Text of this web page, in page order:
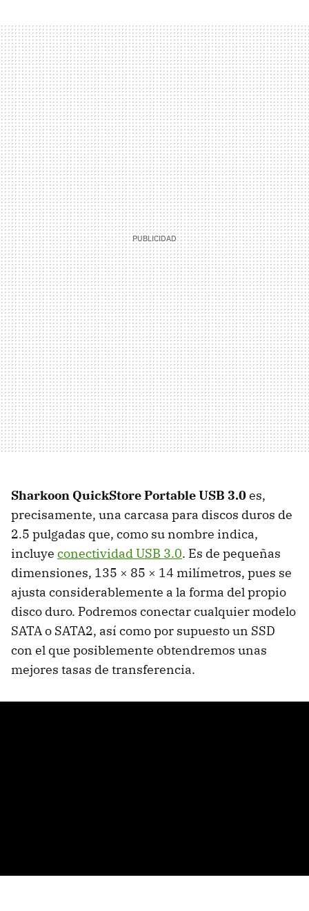
Sharkoon QuickStore PortableUSB 3.0es,
precisamente, una carcasa para discos duros de
2.5 pulgadas que, como su nombre indica,
incluye conectividadUSB 3.0. Es de pequeñas
dimensiones, 135 × 85 × 14 milímetros, pues se
ajusta considerablemente a la forma del propio
disco duro. Podremos conectar cualquier modelo
SATAo SATA2, así como por supuesto un SSD
con el que posiblemente obtendremos unas
mejores tasas de transferencia.